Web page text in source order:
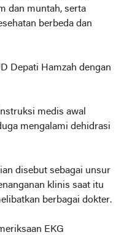
dan muntah, serta
berbeda dan
Depati Hamzah dengan
medis awal
mengalami dehidrasi
disebut sebagai unsur
klinis saat itu
berbagai dokter.
EKG